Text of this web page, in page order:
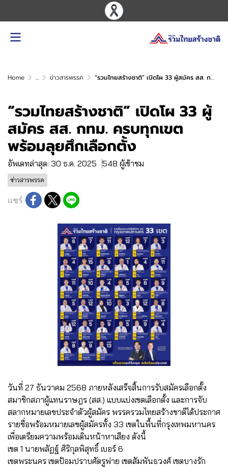
Home ... ข่าวสารพรรค “รวมไทยสร้างชาติ” เปิดโผ 33 ผู้สมัคร สส. กทม. ครบทุกเขต พร้อมลุยศึกเลือกตั้ง
“รวมไทยสร้างชาติ” เปิดโผ 33 ผู้
สมัคร สส. กทม. ครบทุกเขต
พร้อมลุยศึกเลือกตั้ง
อัพเดทล่าสุด: 30 ธ.ค. 2025 548 ผู้เข้าชม
ข่าวสารพรรค
แชร์
วันที่ 27 ธันวาคม 2568 ภายหลังเสร็จสิ้นการรับสมัครเลือกตั้ง
สมาชิกสภาผู้แทนราษฎร (สส.) แบบแบ่งเขตเลือกตั้ง และการจับ
สลากหมายเลขประจำตัวผู้สมัคร พรรครวมไทยสร้างชาติได้ประกาศ
รายชื่อพร้อมหมายเลขผู้สมัครทั้ง 33 เขตในพื้นที่กรุงเทพมหานคร
เพื่อเตรียมความพร้อมเดินหน้าหาเสียง ดังนี้
เขต 1 นายพลัฏฐ์ ศิริกุลพิสุทธิ์ เบอร์ 6
เขตพระนคร เขตป้อมปราบศัตรูพ่าย เขตสัมพันธวงศ์ เขตบางรัก